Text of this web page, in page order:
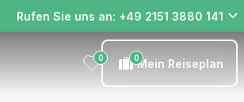
Rufen Sie uns an: +49 2151 3880 141
0 0Mein Reiseplan